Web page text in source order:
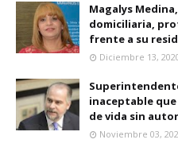
Magalys
domiciliaria,
frente a su
Diciembre 13,
inaceptable
de vida sin
Noviembre 03,